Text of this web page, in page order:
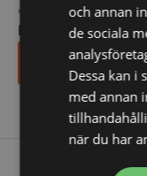
*
indicates
E-post *
och annan
de sociala
Dessa kan i
med annan
när du har